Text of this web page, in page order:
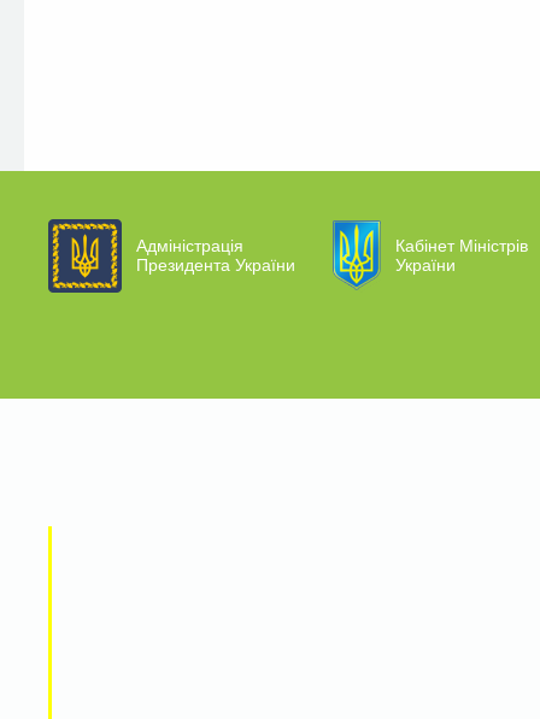
Адміністрація
Президента України
Кабінет Міністрів
України